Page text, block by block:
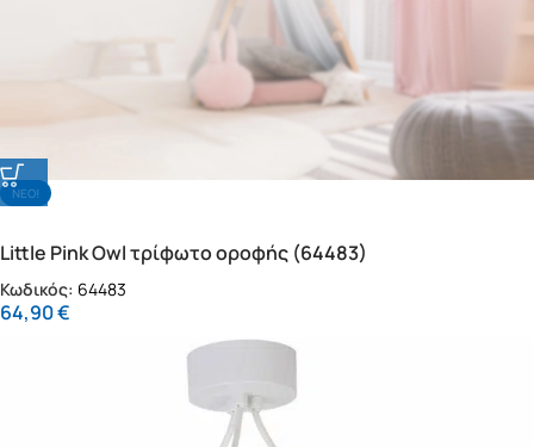
NΕΟ!
Little Pink Owl τρίφωτο οροφής (64483)
Κωδικός: 64483
64,90€